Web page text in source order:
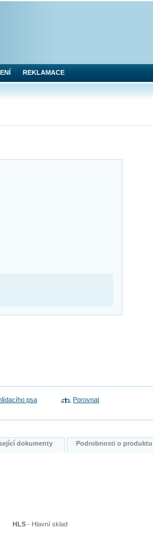
psa Porovnat
dokumenty Podrobnosti o produktu
HLS - Hlavní sklad
REKLAMACE